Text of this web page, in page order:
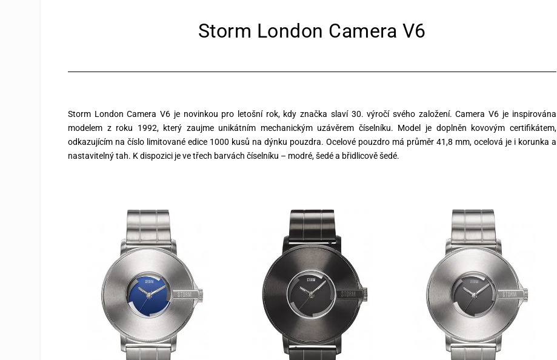
Storm London Camera V6
Storm London Camera V6 je novinkou pro letošní rok, kdy značka slaví 30. výročí svého založení. Camera V6 je inspirována
modelem z roku 1992, který zaujme unikátním mechanickým uzávěrem číselníku. Model je doplněn kovovým certifikátem,
odkazujícím na číslo limitované edice 1000 kusů na dýnku pouzdra. Ocelové pouzdro má průměr 41,8 mm, ocelová je i korunka a
nastavitelný tah. K dispozici je ve třech barvách číselníku – modré, šedé a břidlicově šedé.